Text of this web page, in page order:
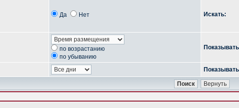
Да Нет Искать:
по возрастанию
по убыванию